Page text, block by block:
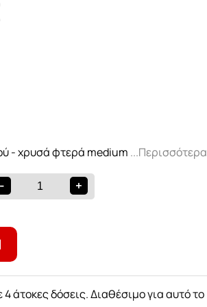
- χρυσά φτερά medium ...Περισσότερα
- +
άτοκες δόσεις. Διαθέσιμο για αυτό το